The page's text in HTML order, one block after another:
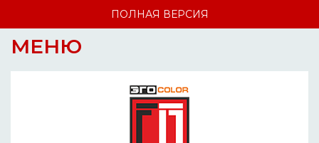
ПОЛНАЯ ВЕРСИЯ
МЕНЮ